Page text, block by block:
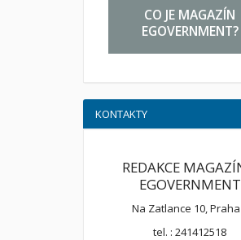
CO JE MAGAZÍN
EGOVERNMENT?
KONTAKTY
REDAKCE
EGOVERNMENT
Na Zatlance 10, Praha
tel. : 241412518